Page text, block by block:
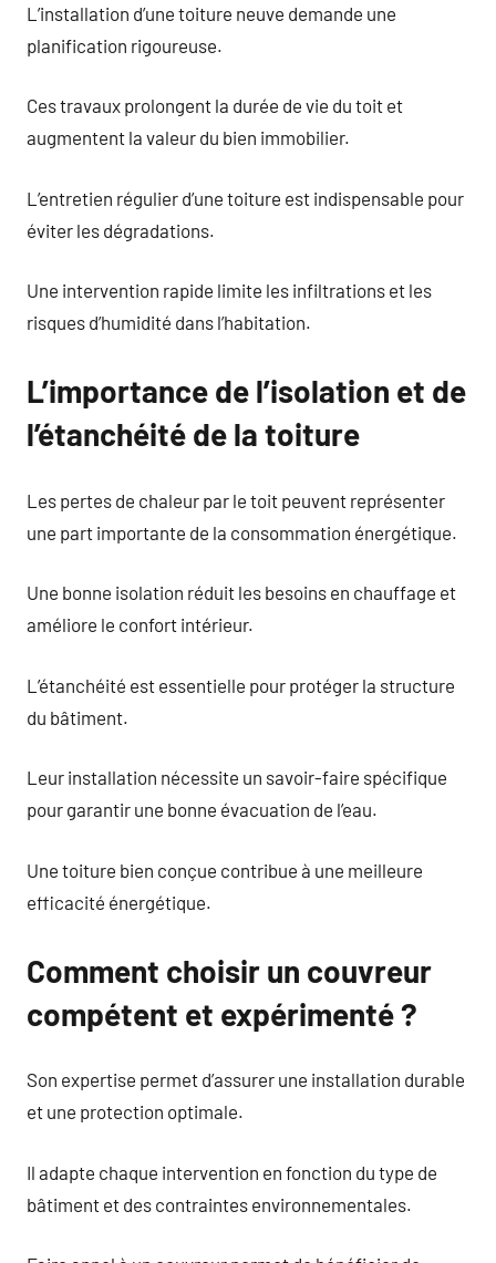
L’installation d’une toiture neuve demande une
planification rigoureuse.
Ces travaux prolongent la durée de vie du toit et
augmentent la valeur du bien immobilier.
L’entretien régulier d’une toiture est indispensable pour
éviter les dégradations.
Une intervention rapide limite les infiltrations et les
risques d’humidité dans l’habitation.
L’importance de l’isolation et de
l’étanchéité de la toiture
Les pertes de chaleur par le toit peuvent représenter
une part importante de la consommation énergétique.
Une bonne isolation réduit les besoins en chauffage et
améliore le confort intérieur.
L’étanchéité est essentielle pour protéger la structure
du bâtiment.
Leur installation nécessite un savoir-faire spécifique
pour garantir une bonne évacuation de l’eau.
Une toiture bien conçue contribue à une meilleure
efficacité énergétique.
Comment choisir un couvreur
compétent et expérimenté ?
Son expertise permet d’assurer une installation durable
et une protection optimale.
Il adapte chaque intervention en fonction du type de
bâtiment et des contraintes environnementales.